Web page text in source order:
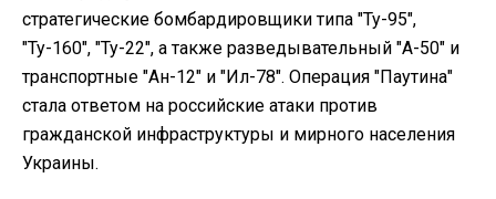
стратегические бомбардировщики типа "Ту-95",
"Ту-160", "Ту-22", а также разведывательный "А-50" и
транспортные "Ан-12" и "Ил-78". Операция "Паутина"
стала ответом на российские атаки против
гражданской инфраструктуры и мирного населения
Украины.